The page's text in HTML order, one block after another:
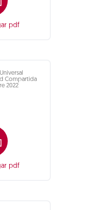
pdf
Compartida
2022
pdf